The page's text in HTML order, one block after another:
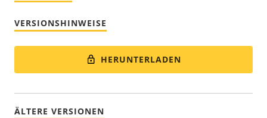
VERSIONSHINWEISE
HERUNTERLADEN
ÄLTERE VERSIONEN